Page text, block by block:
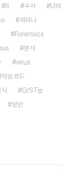
It 수사
Util
세미나
Forensics
분석
virus
악성코드
식
O/STip
보안